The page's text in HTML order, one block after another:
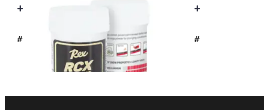
+2...-20°C
#4101
+5…-10°C
#414